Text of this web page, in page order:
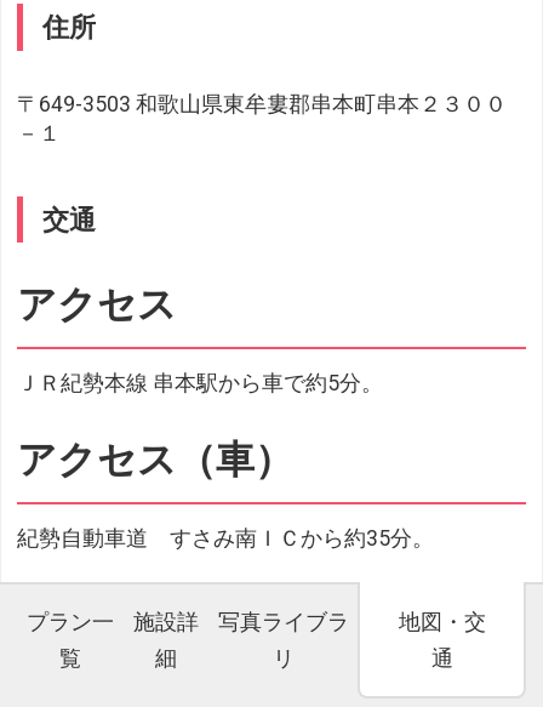
住所
〒649-3503 和歌山県東牟婁郡串本町串本２３００
－１
交通
アクセス
ＪＲ紀勢本線 串本駅から車で約5分。
アクセス（車）
紀勢自動車道 すさみ南ＩＣから約35分。
プラン一
覧
施設詳
細
写真ライブラ
リ
地図・交
通